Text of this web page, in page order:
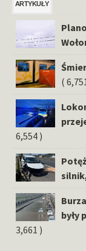
ARTYKUŁY
(
6,554 )
były
3,661 )